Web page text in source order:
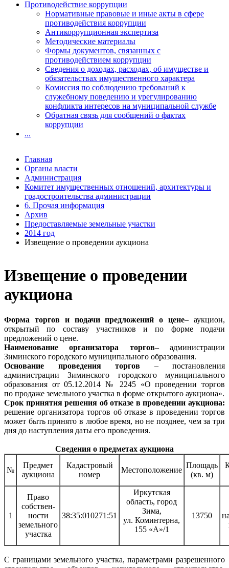
Извещение о проведении
аукциона
Форма торгов и подачи предложений о цене– аукцион,
открытый по составу участников и по форме подачи
предложений о цене.
Наименование организатора торгов– администрации
Зиминского городского муниципального образования.
Основание проведения торгов – постановления
администрации Зиминского городского муниципального
образования от 05.12.2014 № 2245 «О проведении торгов
по продаже земельного участка в форме открытого аукциона».
Срок принятия решения об отказе в проведении аукциона:
решение организатора торгов об отказе в проведении торгов
может быть принято в любое время, но не позднее, чем за три
дня до наступления даты его проведения.
Сведения о предметах аукциона
№
Предмет
аукциона
Кадастровый
номер
Местоположение
Площадь
(кв. м)
1
Право
собствен-
ности
земельного
участка
38:35:010271:51
Иркутская
область, город
Зима,
ул. Коминтерна,
155 «А»/1
13750
С границами земельного участка, параметрами разрешенного
Противодействие коррупции
Нормативные правовые и иные акты в сфере
противодействия коррупции
Антикоррупционная экспертиза
Методические материалы
Формы документов, связанных с
противодействием коррупции
Сведения о доходах, расходах, об имуществе и
обязательствах имущественного характера
Комиссия по соблюдению требований к
служебному поведению и урегулированию
конфликта интересов на муниципальной службе
Обратная связь для сообщений о фактах
коррупции
...
Главная
Органы власти
Администрация
Комитет имущественных отношений, архитектуры и
градостроительства администрации
6. Прочая информация
Архив
Предоставляемые земельные участки
2014 год
Извещение о проведении аукциона